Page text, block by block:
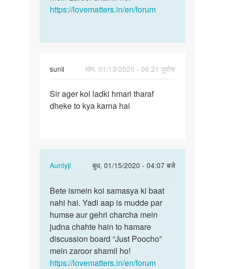
https://lovematters.in/en/forum
sunil
सोम, 01/13/2020 - 06:21 पूर्वान्ह
Sir
ager
Sir ager koi ladki hmari tharaf
dheke to kya karna hai
Auntyji
बुध, 01/15/2020 - 04:07 बजे
In
to
Sir
ager
koi
ladki
hmari…
by
Bete
ismein
koi
samasya
ki…
Bete ismein koi samasya ki baat
nahi hai. Yadi aap is mudde par
humse aur gehri charcha mein
judna chahte hain to hamare
discussion board “Just Poocho”
mein zaroor shamil ho!
https://lovematters.in/en/forum